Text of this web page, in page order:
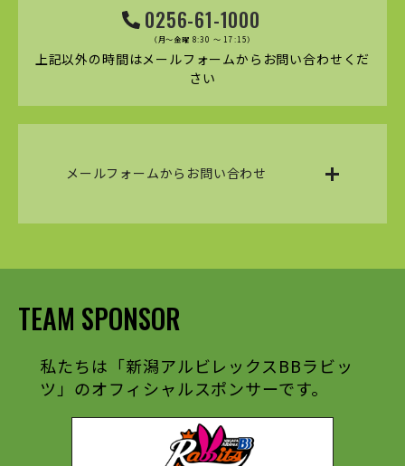
0256-61-1000
（月～金曜 8:30 ～ 17:15）
上記以外の時間はメールフォームからお問い合わせくだ
さい
メールフォームからお問い合わせ
TEAM SPONSOR
私たちは「新潟アルビレックスBBラビッ
ツ」のオフィシャルスポンサーです。